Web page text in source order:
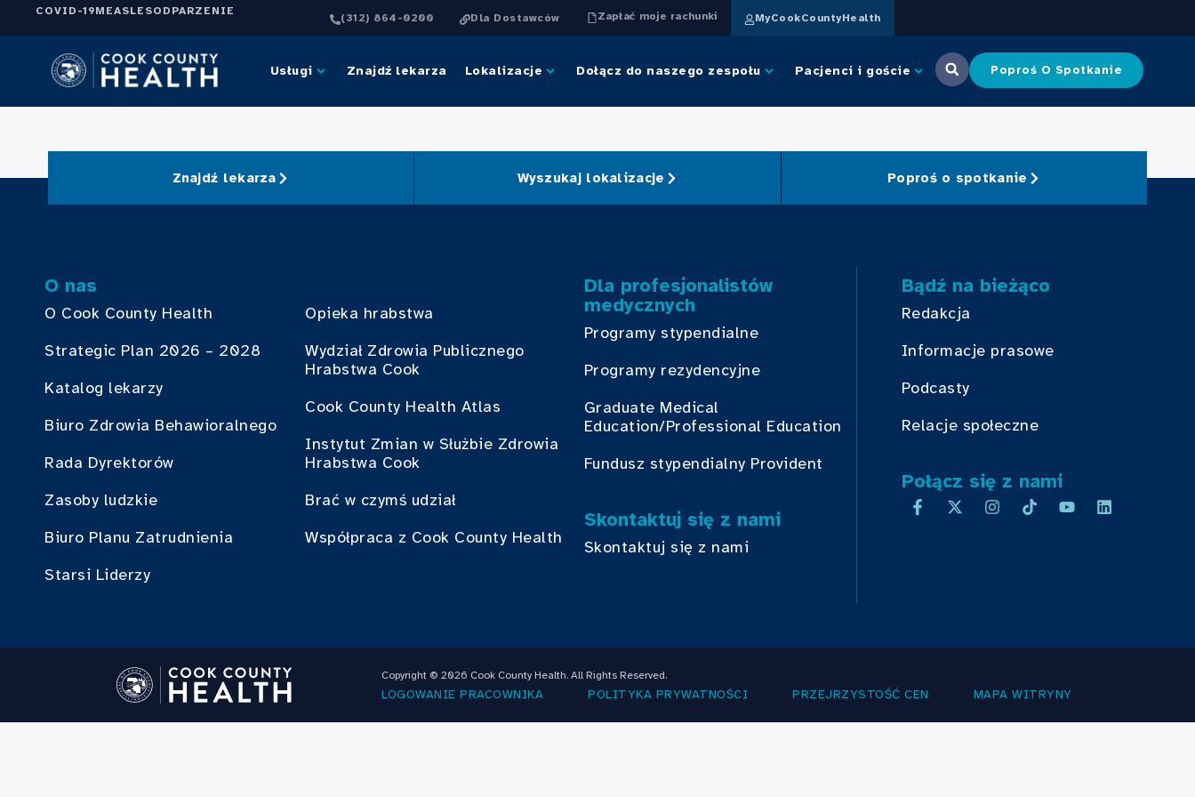
COVID-19MEASLESODPARZENIE
(312) 864-0200 Dla Dostawców Zapłać moje rachunki MyCookCountyHealth
Usługi Znajdź lekarza Lokalizacje Dołącz do naszego zespołu Pacjenci i goście Poproś O Spotkanie
Znajdź lekarza Wyszukaj lokalizacje Poproś o spotkanie
O nas
O Cook County Health
Strategic Plan 2026 – 2028
Katalog lekarzy
Biuro Zdrowia Behawioralnego
Rada Dyrektorów
Zasoby ludzkie
Biuro Planu Zatrudnienia
Starsi Liderzy
Opieka hrabstwa
Wydział Zdrowia Publicznego
Hrabstwa Cook
Cook County Health Atlas
Instytut Zmian w Służbie Zdrowia
Hrabstwa Cook
Brać w czymś udział
Współpraca z Cook County Health
Dla profesjonalistów
medycznych
Programy stypendialne
Programy rezydencyjne
Graduate Medical
Education/Professional Education
Fundusz stypendialny Provident
Skontaktuj się z nami
Skontaktuj się z nami
Bądź na bieżąco
Redakcja
Informacje prasowe
Podcasty
Relacje społeczne
Połącz się z nami
Copyright © 2026 Cook County Health. All Rights Reserved.
LOGOWANIE PRACOWNIKA POLITYKA PRYWATNOŚCI PRZEJRZYSTOŚĆ CEN MAPA WITRYNY